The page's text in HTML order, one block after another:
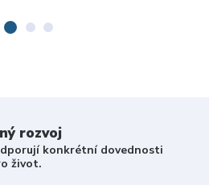
rozvoj
konkrétní dovednosti
život.